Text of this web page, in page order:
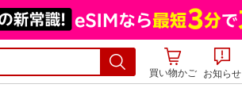
買い物かご お知らせ